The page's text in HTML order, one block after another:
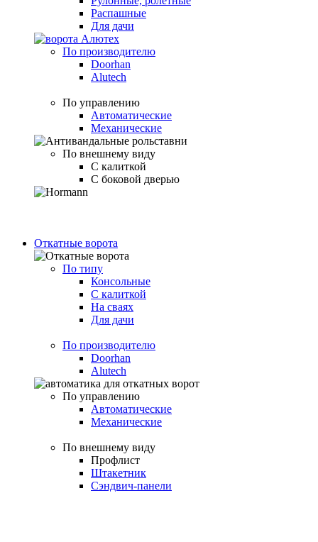
Распашные
Для дачи
По производителю
Doorhan
Alutech
По управлению
Автоматические
Механические
По внешнему виду
С калиткой
С боковой дверью
Откатные ворота
По типу
Консольные
С калиткой
На сваях
Для дачи
По производителю
Doorhan
Alutech
По управлению
Автоматические
Механические
По внешнему виду
Профлист
Штакетник
Сэндвич-панели